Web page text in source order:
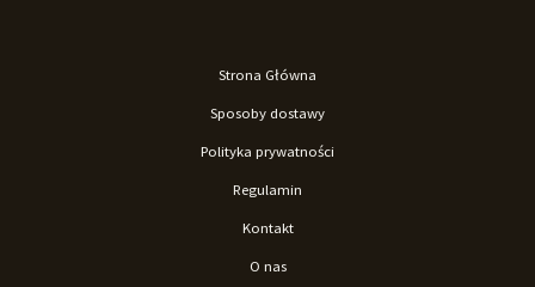
Strona Główna
Sposoby dostawy
Polityka prywatności
Regulamin
Kontakt
O nas